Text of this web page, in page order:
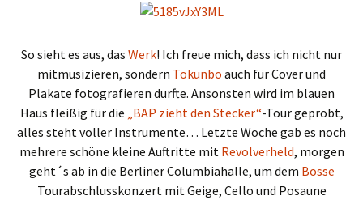
So sieht es aus, das Werk! Ich freue mich, dass ich nicht nur
mitmusizieren, sondern Tokunbo auch für Cover und
Plakate fotografieren durfte. Ansonsten wird im blauen
Haus fleißig für die „BAP zieht den Stecker“-Tour geprobt,
alles steht voller Instrumente… Letzte Woche gab es noch
mehrere schöne kleine Auftritte mit Revolverheld, morgen
geht´s ab in die Berliner Columbiahalle, um dem Bosse
Tourabschlusskonzert mit Geige, Cello und Posaune